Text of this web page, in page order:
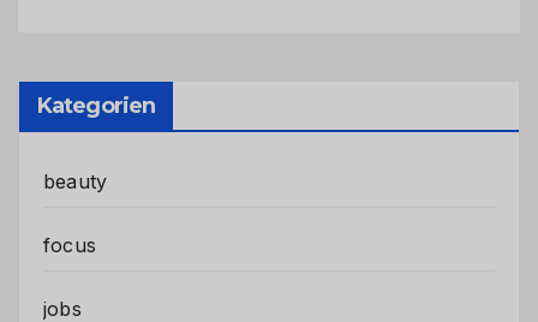
Kategorien
beauty
focus
jobs